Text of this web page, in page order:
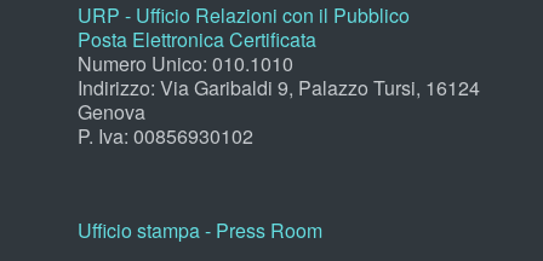
URP - Ufficio Relazioni con il Pubblico
Posta Elettronica Certificata
Numero Unico: 010.1010
Indirizzo: Via Garibaldi 9, Palazzo Tursi, 16124
Genova
P. Iva: 00856930102
Ufficio stampa - Press Room